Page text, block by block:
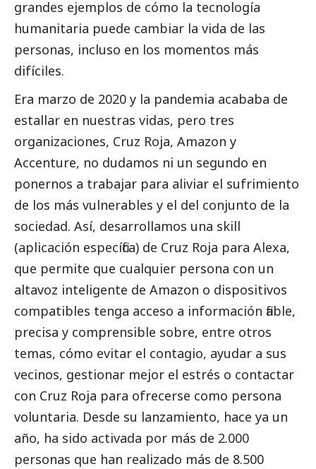
grandes ejemplos de cómo la tecnología
humanitaria puede cambiar la vida de las
personas, incluso en los momentos más
difíciles.
Era marzo de 2020 y la pandemia acababa de
estallar en nuestras vidas, pero tres
organizaciones, Cruz Roja, Amazon y
Accenture, no dudamos ni un segundo en
ponernos a trabajar para aliviar el sufrimiento
de los más vulnerables y el del conjunto de la
sociedad. Así, desarrollamos una skill
(aplicación específica) de Cruz Roja para Alexa,
que permite que cualquier persona con un
altavoz inteligente de Amazon o dispositivos
compatibles tenga acceso a información fiable,
precisa y comprensible sobre, entre otros
temas, cómo evitar el contagio, ayudar a sus
vecinos, gestionar mejor el estrés o contactar
con Cruz Roja para ofrecerse como persona
voluntaria. Desde su lanzamiento, hace ya un
año, ha sido activada por más de 2.000
personas que han realizado más de 8.500